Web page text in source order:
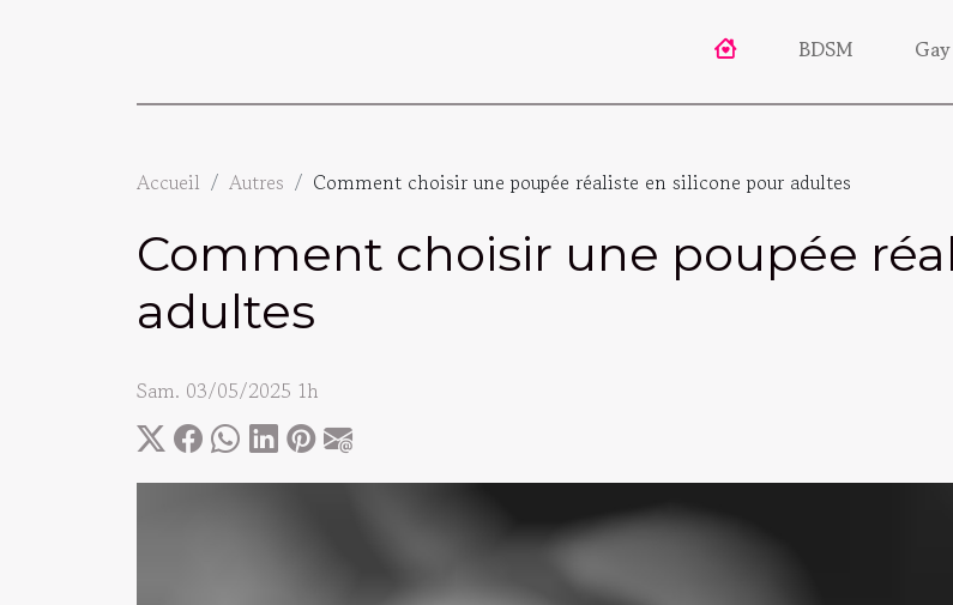
BDSM Gay
Accueil Autres Comment choisir une poupée réaliste en silicone pour adultes
Comment choisir une poupée
adultes
Sam. 03/05/2025 1h